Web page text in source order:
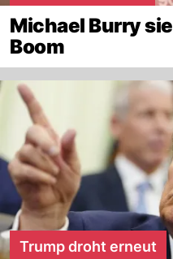
Michael Burry
Boom
Trump droht erneut